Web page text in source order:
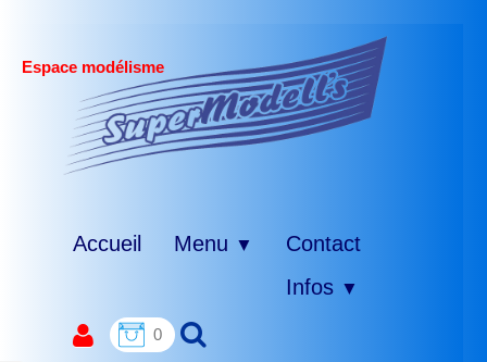
Espace modélisme
Accueil Menu ▼
Contact
Infos ▼
0